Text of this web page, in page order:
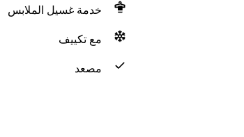
خدمة غسيل الملابس
مع تكييف
مصعد